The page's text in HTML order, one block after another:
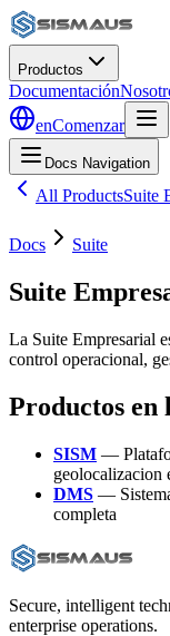
Productos
Documentación
enComenzar
Docs Navigation
All ProductsSuite
Docs Suite
Suite
La Suite Empresarial
control operacional,
Productos en
SISM —
geolocalizacion
DMS —
completa
Secure, intelligent
enterprise operations.